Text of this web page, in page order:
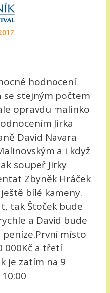
hodnocení
se stejným počtem
opravdu malinko
Jirka
David Navara
a i když
soupeř Jirky
Zbyněk Hráček
bílé kameny.
tak Štoček bude
a David bude
peníze.První místo
000Kč a třetí
je zatím na 9